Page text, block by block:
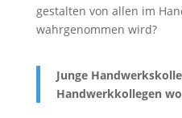
gestalten von allen im
wahrgenommen wird?
Junge
Handwerkkollegen